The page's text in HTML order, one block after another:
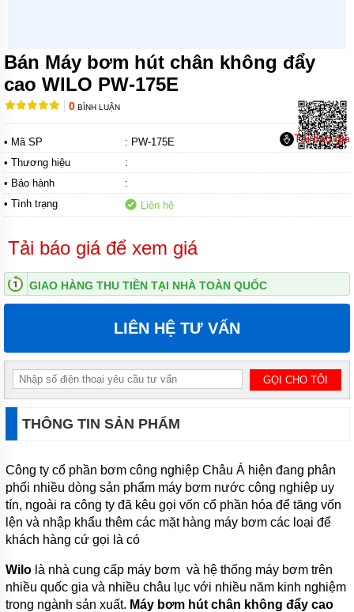
BƠM
HÚT
MÁY
BƠM
HÓA
CHẤT
CHÁY
MÁY
BƠM
ĐỊNH
MÁY
BƠM
NƯỚC
CHẠY
XĂNG
BƠM
HÚT
CHÂN
KHÔNG
MÁY
BƠM
TÂM
TRỤC
ĐỨNG
Bán Máy bơm hút chân không đẩy
cao WILO PW-175E
0 BÌNH LUẬN
Tải báo giá
• Mã SP
: PW-175E
• Thương hiệu
:
• Bảo hành
:
• Tình trạng
Liên hệ
Tải báo giá để xem giá
GIAO HÀNG THU TIỀN TẠI NHÀ TOÀN QUỐC
LIÊN HỆ TƯ VẤN
THÔNG TIN SẢN PHẨM
Công ty cổ phần bơm công nghiệp Châu Á hiện đang phân
phối nhiều dòng sản phẩm máy bơm nước công nghiệp uy
tín, ngoài ra công ty đã kêu gọi vốn cổ phần hóa để tăng vốn
lện và nhập khẩu thêm các mặt hàng máy bơm các loại để
khách hàng cứ gọi là có
Wilo là nhà cung cấp máy bơm và hệ thống máy bơm trên
nhiều quốc gia và nhiều châu lục với nhiều năm kinh nghiệm
trong ngành sản xuất. Máy bơm hút chân không đẩy cao